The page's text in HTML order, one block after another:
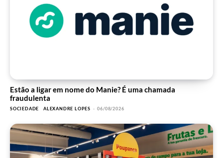
Estão a ligar em nome do Manie? É uma chamada
fraudulenta
SOCIEDADE ALEXANDRE LOPES - 06/08/2026